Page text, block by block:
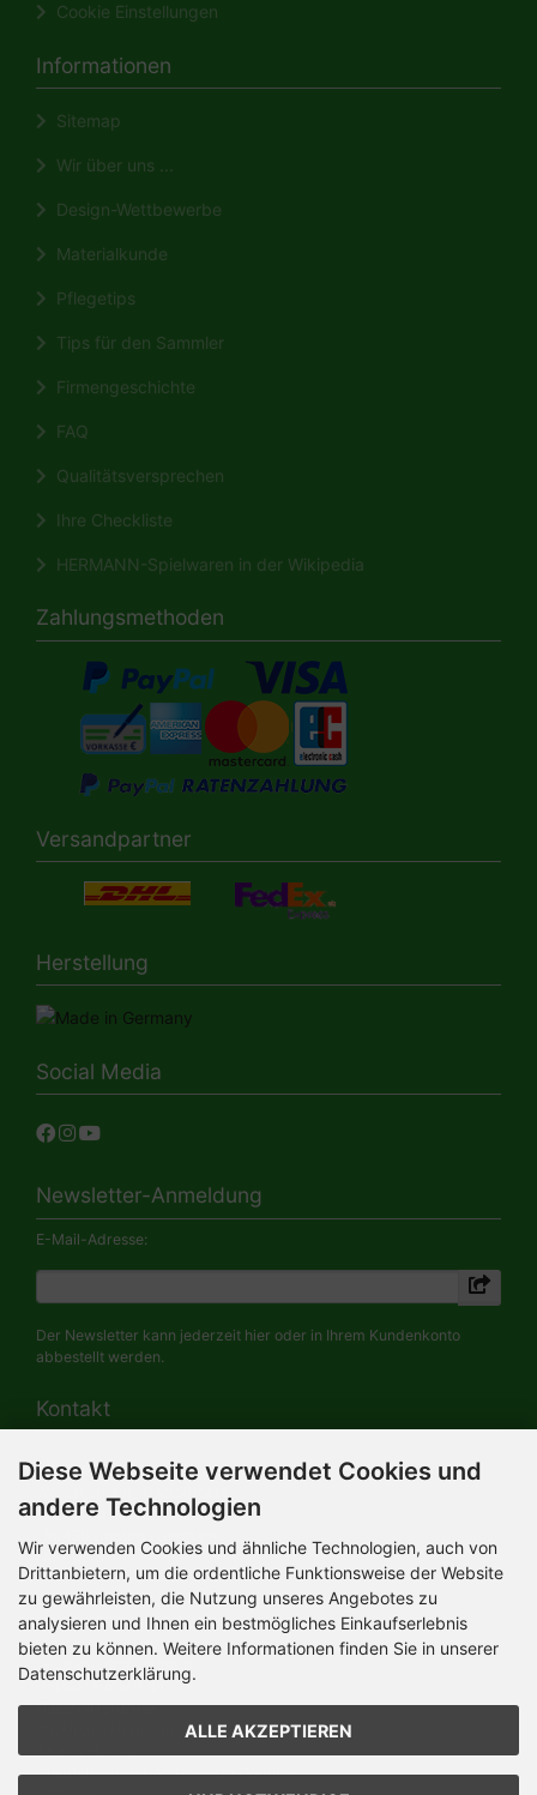
Cookie Einstellungen
Informationen
Sitemap
Wir über uns ...
Design-Wettbewerbe
Materialkunde
Pflegetips
Tips für den Sammler
Firmengeschichte
FAQ
Qualitätsversprechen
Ihre Checkliste
HERMANN-Spielwaren in der Wikipedia
Zahlungsmethoden
Versandpartner
Herstellung
Social Media
Newsletter-Anmeldung
E-Mail-Adresse:
Der Newsletter kann jederzeit hier oder in Ihrem Kundenkonto
abbestellt werden.
Kontakt
HERMANN-Spielwaren GmbH
Werksverkauf / Postadresse:
Im Grund 9-11
Mo-Do 8.00 bis 16.30 Uhr
Bürozeiten:
Mo-Do 8.00 bis 16.30 Uhr
Fr 8.00 bis 12.30 Uhr
+49 (0) 09561 85900
info@hermann.de
Geschäftsführer
Martin Hermann
Handelsregister Amtsgericht Coburg
Diese Webseite verwendet Cookies und
andere Technologien
Wir verwenden Cookies und ähnliche Technologien, auch von
Drittanbietern, um die ordentliche Funktionsweise der Website
zu gewährleisten, die Nutzung unseres Angebotes zu
analysieren und Ihnen ein bestmögliches Einkaufserlebnis
bieten zu können. Weitere Informationen finden Sie in unserer
Datenschutzerklärung.
ALLE AKZEPTIEREN